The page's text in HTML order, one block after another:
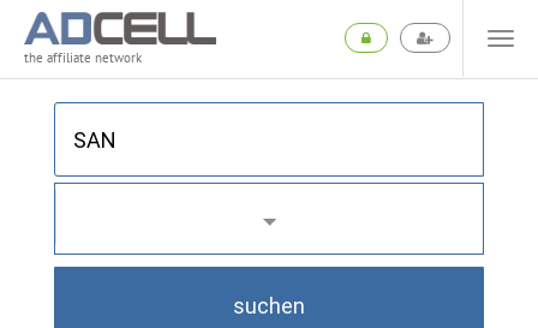
the affiliate network
suchen